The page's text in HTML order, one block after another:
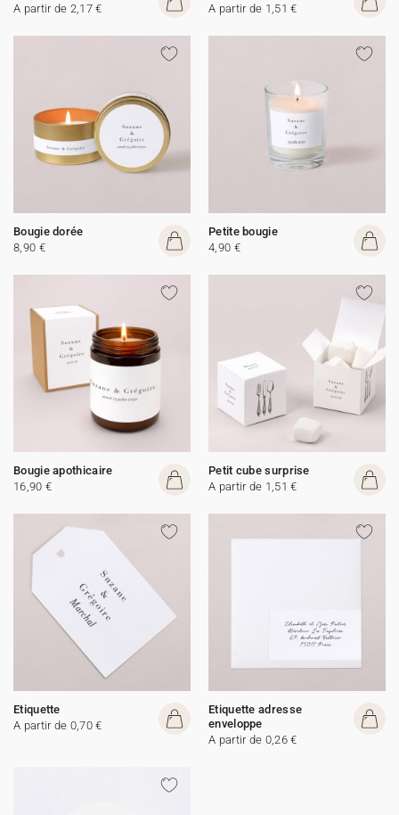
A partir de 2,17 €
A partir de 1,51 €
Bougie dorée
8,90 €
Petite bougie
4,90 €
Bougie apothicaire
16,90 €
Petit cube surprise
A partir de 1,51 €
Etiquette
A partir de 0,70 €
Etiquette adresse
enveloppe
A partir de 0,26 €